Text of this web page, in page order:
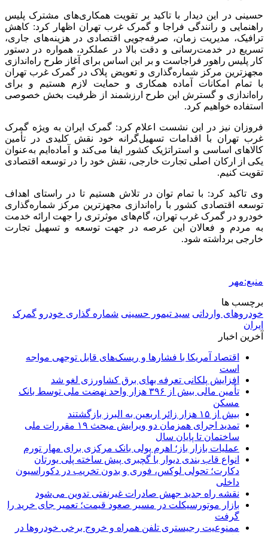
حسینی در این دیدار با تاکید بر تقویت همکاری‌های مشترک پلیس
راهنمایی و رانندگی فراجا و گمرک غرب تهران اظهار کرد: کاهش
ترافیک، مدیریت زمان، صرفه‌جویی اقتصادی در هزینه‌های جاری،
تسریع در خدمت‌رسانی و دقت بالا در عملکرد، همواره در دستور
کار پلیس راهور فراجاست و بر این اساس برای آغاز طرح راه‌اندازی
مجهزترین مرکز شماره‌گذاری و تعویض پلاک در گمرک غرب تهران
با تمام امکانات آماده همکاری و حمایت لازم هستیم و برای
راه‌اندازی و گسترش این طرح ارزشمند از ظرفیت بخش خصوصی
استفاده خواهیم کرد.
فروزان نیز در این نشست اعلام کرد: گمرک ایران به ویژه گمرک
غرب تهران با اقدامات تسهیل‌گرانه خود نقش کلیدی در تأمین
کالاهای اساسی و استراتژیک کشور ایفا می‌کند و آماده‌ایم به‌عنوان
یکی از ارکان اصلی تجارت خارجی، نقش خود را در توسعه اقتصادی
تقویت کنیم.
وی تاکید کرد: با تمام توان در تلاش هستیم تا در راستای اهداف
توسعه اقتصادی کشور با راه‌اندازی مجهزترین مرکز شماره‌گذاری
خودرو در گمرک غرب تهران، گام‌های موثرتری را جهت ارائه خدمت
به مردم و فعالان این عرصه در جهت توسعه و تسهیل تجارت
خارجی برداشته شود.
منبع:مهر
برچسب ها
خودروهای وارداتی سید تیمور حسینی شماره گذاری خودرو گمرک
ایران
آخرین اخبار
اقتصاد آمریکا با فشارها و ریسک‌های قابل توجهی مواجه
است
افزایش پلکانی تعرفه بهای برق کشاورزی لغو شد
تأمین مالی بیش از ۳۹۶ هزار واحد نهضت ملی توسط بانک
مسکن
بیش از ۱۵ هزار زائر اربعین به البرز بازگشتند
تمدید اجرای همزمان دو ویرایش مبحث ۱۹ مقررات ملی
ساختمان تا پایان سال
عملیات بازار باز؛ اهرم پولی بانک مرکزی برای مهار تورم
انواع قاب بندی دیوار با گچبری پیش ساخته پلی یورتان
دکارت؛ تحولی لوکس، فوری و بدون تخریب در دکوراسیون
داخلی
نقشه راه جدید جهش صادرات غیرنفتی تدوین می‌شود
بازار موتورسیکلت در مسیر صعود قیمت؛ تعمیر جای خرید را
گرفت
ممنوعیت رجیستری تلفن همراه و خروج برخی خودروها در